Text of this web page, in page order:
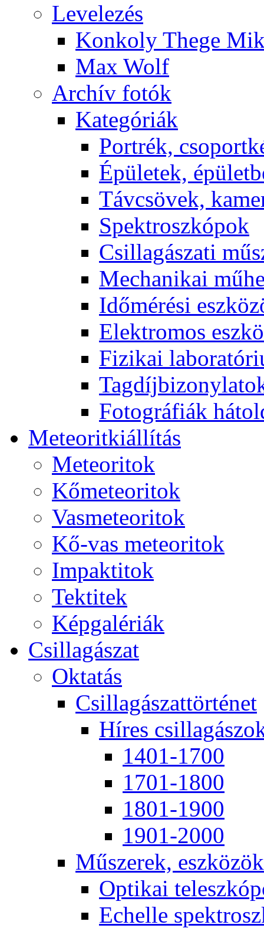
Le­ve­le­zés
Kon­koly The­ge
Max Wolf
Ar­chív fo­tók
Ka­te­gó­ri­ák
Port­rék,
Épü­le­tek,
Táv­csö­vek,
Spekt­rosz­kó­pok
Csil­la­gá­sza­ti
Me­cha­ni­kai
Idő­mé­ré­si
Elekt­ro­mos
Fi­zi­kai
Fo­tog­rá­fi­ák
Me­te­o­rit­ki­ál­lí­tás
Me­te­o­ri­tok
Kő­me­te­o­ri­tok
Vas­me­te­o­ri­tok
Kő-vas me­te­o­ri­tok
Imp­ak­ti­tok
Tek­ti­tek
Kép­ga­lé­ri­ák
Csil­la­gá­szat
Ok­ta­tás
Csil­la­gá­szat­tör­té­net
Hí­res
1401-1700
1701-1800
1801-1900
1901-2000
Mű­sze­rek, esz­kö­zök
Op­ti­kai
Echel­le